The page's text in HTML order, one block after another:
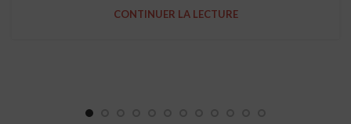
CONTINUER LA LECTURE